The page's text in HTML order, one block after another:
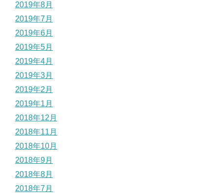
2019年8月
2019年7月
2019年6月
2019年5月
2019年4月
2019年3月
2019年2月
2019年1月
2018年12月
2018年11月
2018年10月
2018年9月
2018年8月
2018年7月